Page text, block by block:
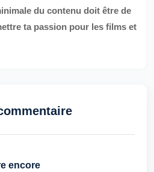
du contenu doit être de
ta passion pour les films et
encore